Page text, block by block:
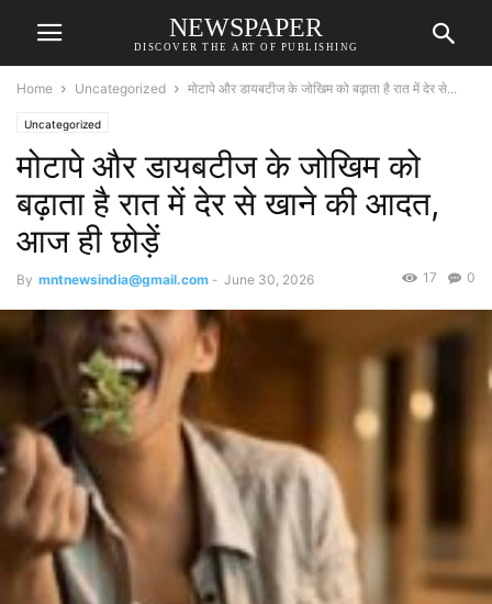
NEWSPAPER
DISCOVER THE ART OF PUBLISHING
Home Uncategorized मोटापे और डायबटीज के जोखिम को बढ़ाता है रात में देर से...
Uncategorized
मोटापे और डायबटीज के जोखिम को
बढ़ाता है रात में देर से खाने की आदत,
आज ही छोड़ें
By mntnewsindia@gmail.com - June 30, 2026 0
17